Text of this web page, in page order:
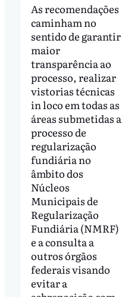
As recomendações
caminham no
sentido de garantir
maior
transparência ao
processo, realizar
vistorias técnicas
in loco em todas as
áreas submetidas a
processo de
regularização
fundiária no
âmbito dos
Núcleos
Municipais de
Regularização
Fundiária (NMRF)
e a consulta a
outros órgãos
federais visando
evitar a